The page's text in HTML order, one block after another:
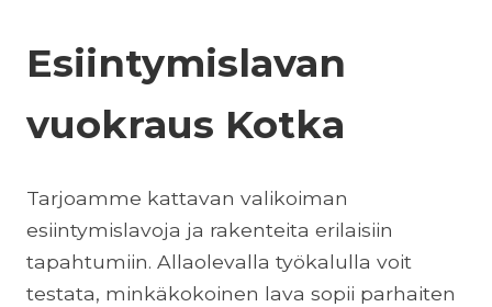
Esiintymislavan
vuokraus Kotka
Tarjoamme kattavan valikoiman
esiintymislavoja ja rakenteita erilaisiin
tapahtumiin. Allaolevalla työkalulla voit
testata, minkäkokoinen lava sopii parhaiten